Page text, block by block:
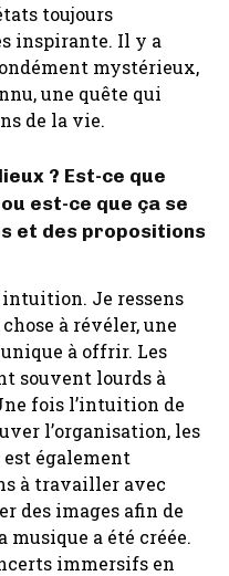
toujours
inspirante. Il y a
mystérieux,
une quête qui
de la vie.
? Est-ce que
est-ce que ça se
et des propositions
Je ressens
à révéler, une
à offrir. Les
souvent lourds à
fois l’intuition de
l’organisation, les
est également
à travailler avec
des images afin de
musique a été créée.
immersifs en